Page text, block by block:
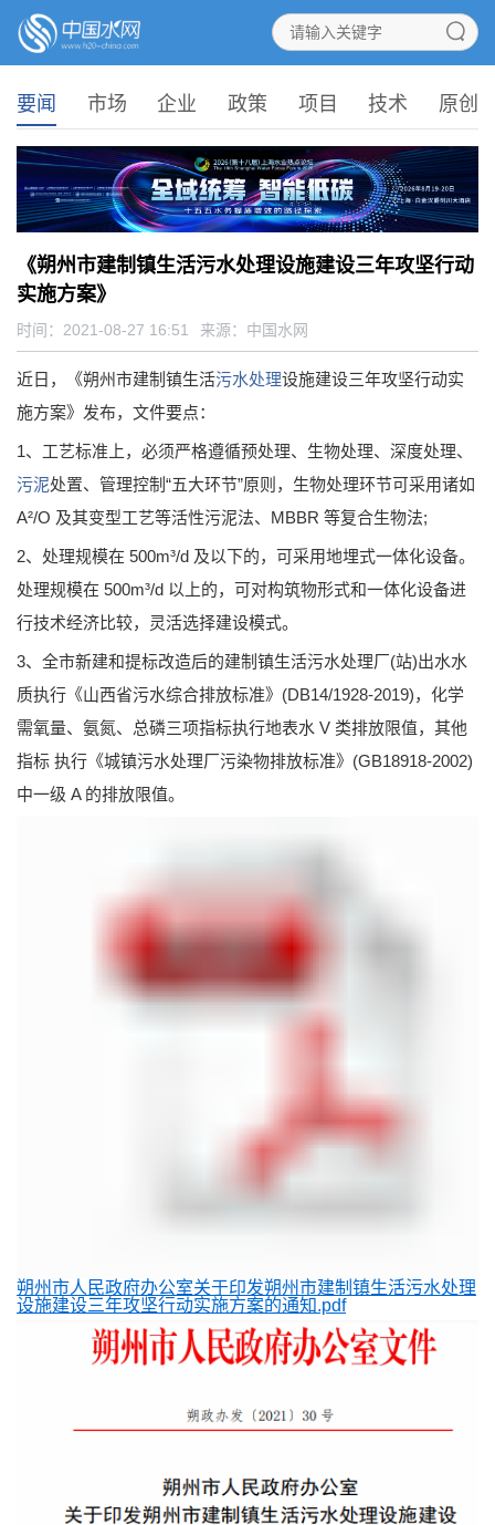
要闻 市场 企业 政策 项目 技术 原创
《朔州市建制镇生活污水处理设施建设三年攻坚行动
实施方案》
时间：2021-08-27 16:51 来源： 中国水网
近日，《朔州市建制镇生活污水处理设施建设三年攻坚行动实
施方案》发布，文件要点：
1、工艺标准上，必须严格遵循预处理、生物处理、深度处理、
污泥处置、管理控制“五大环节”原则，生物处理环节可采用诸如
A²/O 及其变型工艺等活性污泥法、MBBR 等复合生物法;
2、处理规模在 500m³/d 及以下的，可采用地埋式一体化设备。
处理规模在 500m³/d 以上的，可对构筑物形式和一体化设备进
行技术经济比较，灵活选择建设模式。
3、全市新建和提标改造后的建制镇生活污水处理厂(站)出水水
质执行《山西省污水综合排放标准》(DB14/1928-2019)，化学
需氧量、氨氮、总磷三项指标执行地表水 V 类排放限值，其他
指标 执行《城镇污水处理厂污染物排放标准》(GB18918-2002)
中一级 A 的排放限值。
朔州市人民政府办公室关于印发朔州市建制镇生活污水处理
设施建设三年攻坚行动实施方案的通知.pdf